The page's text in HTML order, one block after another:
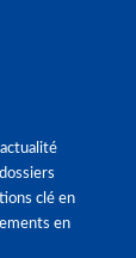
clé en
en